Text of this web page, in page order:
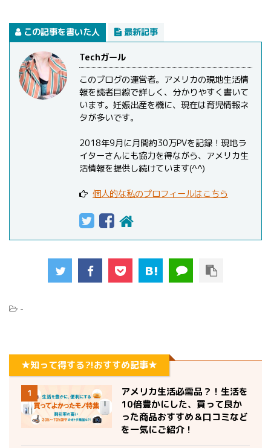
この記事を書いた人 最新記事
Techガール
このブログの運営者。アメリカの現地生活情
報を読者目線で詳しく、分かりやすく書いて
います。妊娠出産を機に、現在は育児情報ネ
タが多いです。
2018年9月に月間約30万PVを記録！現地ラ
イターさんにも協力を得ながら、アメリカ生
活情報を提供し続けています(^^)
個人的な私のプロフィールはこちら
-
★知って得する?!おすすめ記事★
1
アメリカ生活必需品？！生活を
10倍豊かにした、買って良か
った商品おすすめ＆口コミなど
を一気にご紹介！